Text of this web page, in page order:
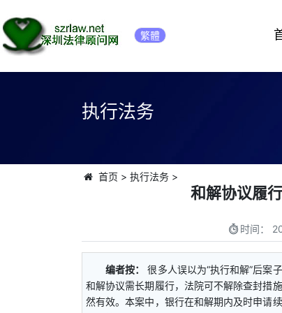
繁體
执行法务
首页 > 执行法务>
和解协议履
时间：
编者按：
很多人误以为“执行和解”后案
和解协议需长期履行，法院可不解除查封措
然有效。本案中，银行在和解期内及时申请